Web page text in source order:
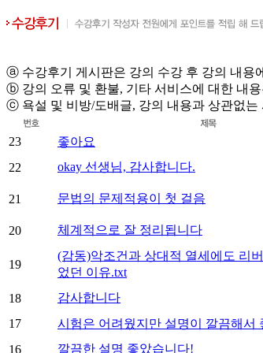
ⓐ 수강후기 게시판은 강의 수강 후 강의 내용
ⓑ 강의 오류 및 환불, 기타 서비스에 대한 내
ⓒ 욕설 및 비방/도배글, 강의 내용과 상관없
23 좋아요
22
okay 선생님, 감사합니다.
21 문법의 문제적용이 첫 걸음
20 체계적으로 잘 정리됩니다
19
(감동)악조건과 상대적 열세에도 리
었던 이유.txt
18 감사합니다
17
시험은 어려웠지만 설명이 깔끔해서
16
깔끔한 설명 좋았습니다!